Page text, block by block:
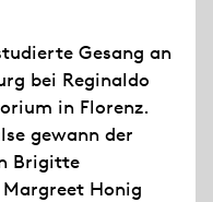
Gesang an
bei Reginaldo
in Florenz.
gewann der
Brigitte
Margreet Honig